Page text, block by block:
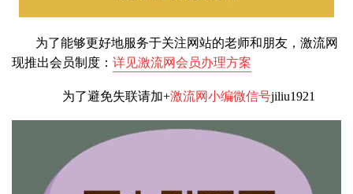
为了能够更好地服务于关注网站的老师和朋友，激流网
现推出会员制度： 详见激流网会员办理方案
为了避免失联请加+激流网小编微信号jiliu1921